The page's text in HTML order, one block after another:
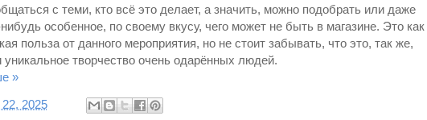
с теми, кто всё это делает, а значить, можно подобрать или даже
нибудь особенное, по своему вкусу, чего может не быть в магазине. Это как
польза от данного мероприятия, но не стоит забывать, что это, так же,
творчество очень одарённых людей.
»
2025